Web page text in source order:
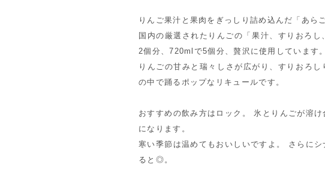
りんご果汁と果肉をぎっしり詰め込んだ「あら
国内の厳選されたりんごの「果汁、すりおろ
2個分、720mlで5個分、贅沢に使用しています。
りんごの甘みと瑞々しさが広がり、すりおろし
の中で踊るポップなリキュールです。
おすすめの飲み方はロック。 氷とりんごが溶
になります。
寒い季節は温めてもおいしいですよ。 さらに
ると◎。